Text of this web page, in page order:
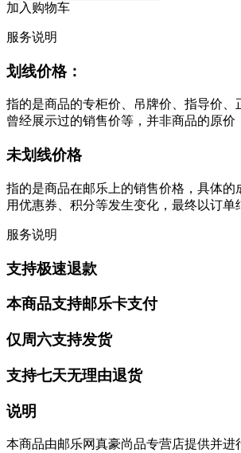
加入购物车
服务说明
划线价格：
指的是商品的专柜价、吊牌价、指导价、
曾经展示过的销售价等，并非商品的原价
未划线价格
指的是商品在邮乐上的销售价格，具体的
用优惠券、积分等发生变化，最终以订单
服务说明
支持极速退款
本商品支持邮乐卡支付
仅周六支持发货
支持七天无理由退货
说明
本商品由邮乐网真豪尚品专营店提供并进